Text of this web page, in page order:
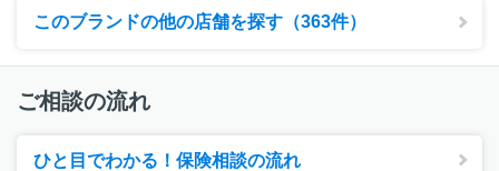
このブランドの他の店舗を探す（363件）
ご相談の流れ
ひと目でわかる！保険相談の流れ